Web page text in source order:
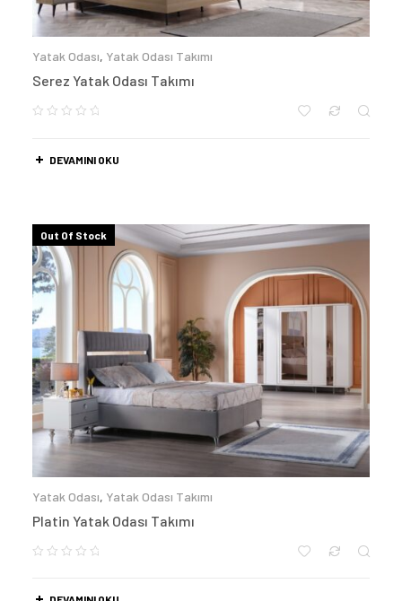
Yatak Odası, Yatak Odası Takımı
Serez Yatak Odası Takımı
DEVAMINI OKU
Out Of Stock
Yatak Odası, Yatak Odası Takımı
Platin Yatak Odası Takımı